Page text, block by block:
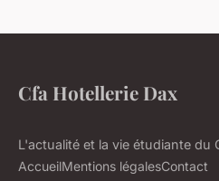
Cfa Hotellerie Dax
L'actualité et la vie étudiante du
AccueilMentions légalesContact